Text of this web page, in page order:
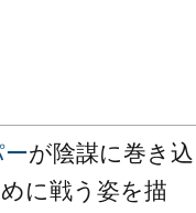
が陰謀に巻き込
に戦う姿を描